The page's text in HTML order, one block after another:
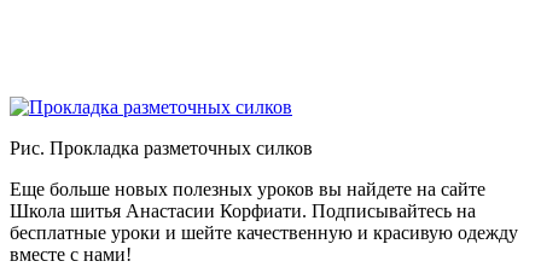
Рис. Прокладка разметочных силков
Еще больше новых полезных уроков вы найдете на сайте
Школа шитья Анастасии Корфиати. Подписывайтесь на
бесплатные уроки и шейте качественную и красивую одежду
вместе с нами!